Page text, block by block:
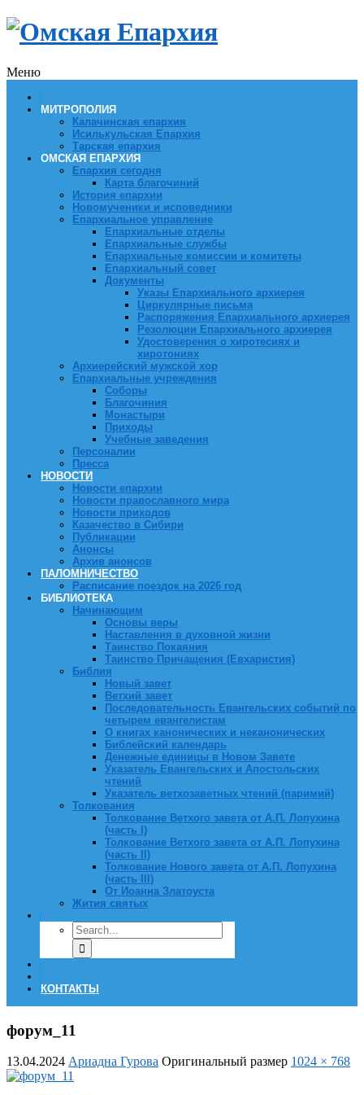
Меню
МИТРОПОЛИЯ
Калачинская епархия
Исилькульская Епархия
Тарская епархия
ОМСКАЯ ЕПАРХИЯ
Епархия сегодня
Карта благочиний
История епархии
Новомученики и исповедники
Епархиальное управление
Епархиальные отделы
Епархиальные службы
Епархиальные комиссии и комитеты
Епархиальный совет
Документы
Указы Епархиального архиерея
Циркулярные письма
Распоряжения Епархиального архиерея
Резолюции Епархиального архиерея
Удостоверения о хиротесиях и
хиротониях
Архиерейский мужской хор
Епархиальные учреждения
Соборы
Благочиния
Монастыри
Приходы
Учебные заведения
Персоналии
Пресса
НОВОСТИ
Новости епархии
Новости православного мира
Новости приходов
Казачество в Сибири
Публикации
Анонсы
Архив анонсов
ПАЛОМНИЧЕСТВО
Расписание поездок на 2026 год
БИБЛИОТЕКА
Начинающим
Основы веры
Наставления в духовной жизни
Таинство Покаяния
Таинство Причащения (Евхаристия)
Библия
Новый завет
Ветхий завет
Последовательность Евангельских событий по
четырем евангелистам
О книгах канонических и неканонических
Библейский календарь
Денежные единицы в Новом Завете
Указатель Евангельских и Апостольских
чтений
Указатель ветхозаветных чтений (паримий)
Толкования
Толкование Ветхого завета от А.П. Лопухина
(часть I)
Толкование Ветхого завета от А.П. Лопухина
(часть II)
Толкование Нового завета от А.П. Лопухина
(часть III)
От Иоанна Златоуста
Жития святых
КОНТАКТЫ
форум_11
13.04.2024 Ариадна Гурова Оригинальный размер 1024 × 768